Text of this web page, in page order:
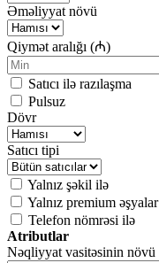
Əməliyyat növü
Qiymət aralığı (₼)
Satıcı ilə razılaşma
Pulsuz
Dövr
Satıcı tipi
Yalnız şəkil ilə
Yalnız premium əşyalar
Telefon nömrəsi ilə
Atributlar
Nəqliyyat vasitəsinin növü